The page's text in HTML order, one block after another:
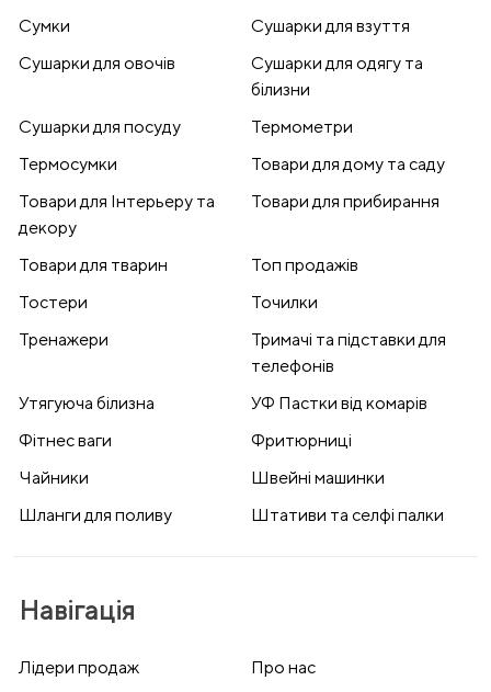
Сумки
Сушарки для взуття
Сушарки для овочів
Сушарки для одягу та
білизни
Сушарки для посуду
Термометри
Термосумки
Товари для дому та саду
Товари для Інтерьеру та
декору
Товари для прибирання
Товари для тварин
Топ продажів
Тостери
Точилки
Тренажери
Тримачі та підставки для
телефонів
Утягуюча білизна
УФ Пастки від комарів
Фітнес ваги
Фритюрниці
Чайники
Швейні машинки
Шланги для поливу
Штативи та селфі палки
Навігація
Лідери продаж Про нас